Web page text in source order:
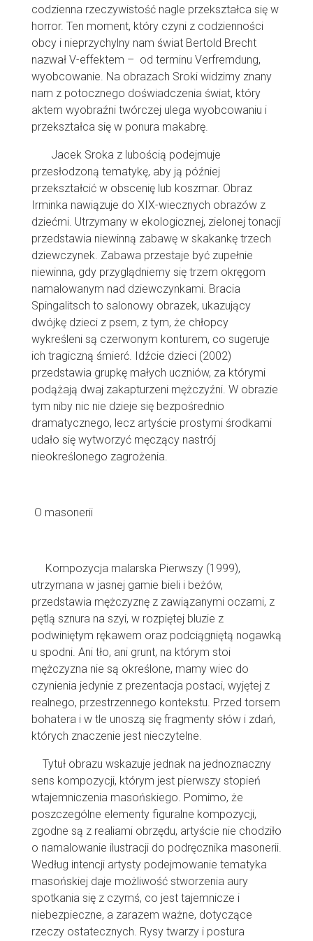
codzienna rzeczywistość nagle przekształca się w
horror. Ten moment, który czyni z codzienności
obcy i nieprzychylny nam świat Bertold Brecht
nazwał V-effektem – od terminu Verfremdung,
wyobcowanie. Na obrazach Sroki widzimy znany
nam z potocznego doświadczenia świat, który
aktem wyobraźni twórczej ulega wyobcowaniu i
przekształca się w ponura makabrę.
Jacek Sroka z lubością podejmuje
przesłodzoną tematykę, aby ją później
przekształcić w obscenię lub koszmar. Obraz
Irminka nawiązuje do XIX-wiecznych obrazów z
dziećmi. Utrzymany w ekologicznej, zielonej tonacji
przedstawia niewinną zabawę w skakankę trzech
dziewczynek. Zabawa przestaje być zupełnie
niewinna, gdy przyglądniemy się trzem okręgom
namalowanym nad dziewczynkami. Bracia
Spingalitsch to salonowy obrazek, ukazujący
dwójkę dzieci z psem, z tym, że chłopcy
wykreśleni są czerwonym konturem, co sugeruje
ich tragiczną śmierć. Idźcie dzieci (2002)
przedstawia grupkę małych uczniów, za którymi
podążają dwaj zakapturzeni mężczyźni. W obrazie
tym niby nic nie dzieje się bezpośrednio
dramatycznego, lecz artyście prostymi środkami
udało się wytworzyć męczący nastrój
nieokreślonego zagrożenia.
O masonerii
Kompozycja malarska Pierwszy (1999),
utrzymana w jasnej gamie bieli i beżów,
przedstawia mężczyznę z zawiązanymi oczami, z
pętlą sznura na szyi, w rozpiętej bluzie z
podwiniętym rękawem oraz podciągniętą nogawką
u spodni. Ani tło, ani grunt, na którym stoi
mężczyzna nie są określone, mamy wiec do
czynienia jedynie z prezentacja postaci, wyjętej z
realnego, przestrzennego kontekstu. Przed torsem
bohatera i w tle unoszą się fragmenty słów i zdań,
których znaczenie jest nieczytelne.
Tytuł obrazu wskazuje jednak na jednoznaczny
sens kompozycji, którym jest pierwszy stopień
wtajemniczenia masońskiego. Pomimo, że
poszczególne elementy figuralne kompozycji,
zgodne są z realiami obrzędu, artyście nie chodziło
o namalowanie ilustracji do podręcznika masonerii.
Według intencji artysty podejmowanie tematyka
masońskiej daje możliwość stworzenia aury
spotkania się z czymś, co jest tajemnicze i
niebezpieczne, a zarazem ważne, dotyczące
rzeczy ostatecznych. Rysy twarzy i postura